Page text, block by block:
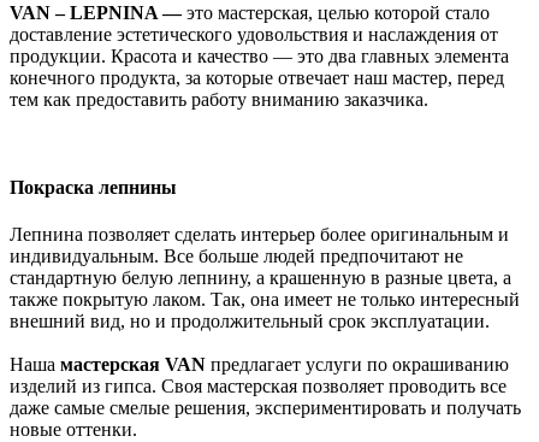
VAN – LEPNINA —это мастерская, целью которой стало
доставление эстетического удовольствия и наслаждения от
продукции. Красота и качество — это два главных элемента
конечного продукта, за которые отвечает наш мастер, перед
тем как предоставить работу вниманию заказчика.
Покраска лепнины
Лепнина позволяет сделать интерьер более оригинальным и
индивидуальным. Все больше людей предпочитают не
стандартную белую лепнину, а крашенную в разные цвета, а
также покрытую лаком. Так, она имеет не только интересный
внешний вид, но и продолжительный срок эксплуатации.
Наша мастерская VAN предлагает услуги по окрашиванию
изделий из гипса. Своя мастерская позволяет проводить все
даже самые смелые решения, экспериментировать и получать
новые оттенки.